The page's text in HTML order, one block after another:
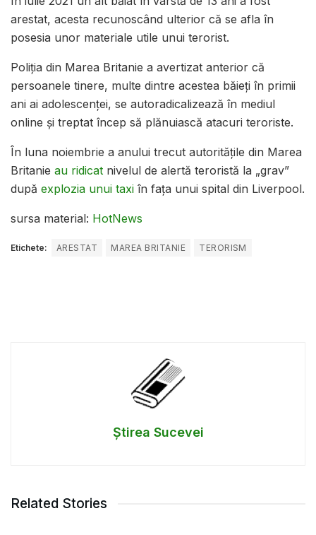
arestat, acesta recunoscând ulterior că se afla în
posesia unor materiale utile unui terorist.
Poliția din Marea Britanie a avertizat anterior că
persoanele tinere, multe dintre acestea băieți în primii
ani ai adolescenței, se autoradicalizează în mediul
online și treptat încep să plănuiască atacuri teroriste.
În luna noiembrie a anului trecut autoritățile din Marea
Britanie au ridicat nivelul de alertă teroristă la „grav”
după explozia unui taxi în fața unui spital din Liverpool.
sursa material: HotNews
Etichete: ARESTAT MAREA BRITANIE TERORISM
Știrea Sucevei
Related Stories